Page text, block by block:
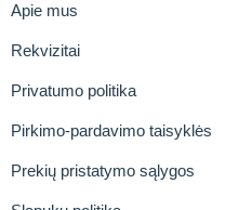
Apie mus
Rekvizitai
Privatumo politika
Pirkimo-pardavimo taisyklės
Prekių pristatymo sąlygos